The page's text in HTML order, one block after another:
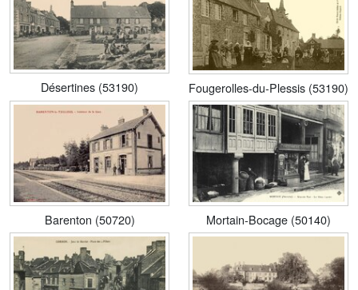
Désertines (53190) Fougerolles-du-Plessis (53190)
Barenton (50720) Mortain-Bocage (50140)